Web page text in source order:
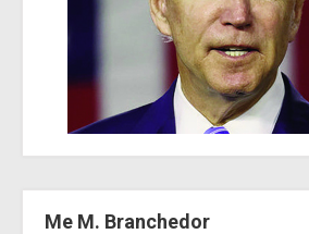
Me M. Branchedor